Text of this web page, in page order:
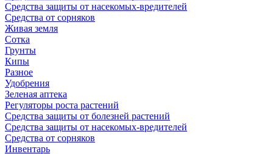
Средства защиты от насекомых-вредителей
Средства от сорняков
Живая земля
Сотка
Грунты
Кипы
Разное
Удобрения
Зеленая аптека
Регуляторы роста растений
Средства защиты от болезней растений
Средства защиты от насекомых-вредителей
Средства от сорняков
Инвентарь